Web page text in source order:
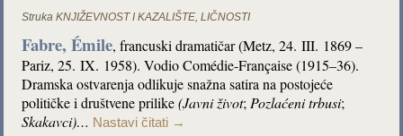
Struka KNJIŽEVNOST I KAZALIŠTE,LIČNOSTI
Fabre, Émile, francuski dramatičar (Metz, 24. III. 1869 –
Pariz, 25. IX. 1958). Vodio Comédie-Française (1915–36).
Dramska ostvarenja odlikuje snažna satira na postojeće
političke i društvene prilike(Javni život; Pozlaćeni trbusi;
Skakavci)… Nastavi čitati →